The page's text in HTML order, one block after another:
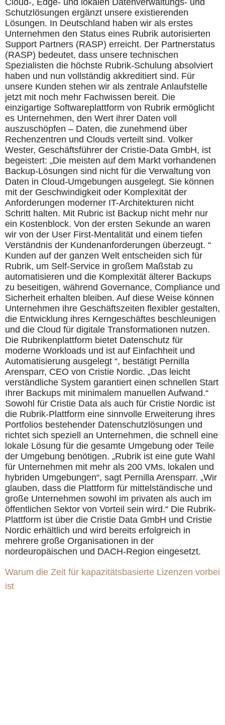
Cloud-, Edge- und lokalen Datenverwaltungs- und
Schutzlösungen ergänzt unsere existierenden
Lösungen. In Deutschland haben wir als erstes
Unternehmen den Status eines Rubrik autorisierten
Support Partners (RASP) erreicht. Der Partnerstatus
(RASP) bedeutet, dass unsere technischen
Spezialisten die höchste Rubrik-Schulung absolviert
haben und nun vollständig akkreditiert sind. Für
unsere Kunden stehen wir als zentrale Anlaufstelle
jetzt mit noch mehr Fachwissen bereit. Die
einzigartige Softwareplattform von Rubrik ermöglicht
es Unternehmen, den Wert ihrer Daten voll
auszuschöpfen – Daten, die zunehmend über
Rechenzentren und Clouds verteilt sind. Volker
Wester, Geschäftsführer der Cristie-Data GmbH, ist
begeistert: „Die meisten auf dem Markt vorhandenen
Backup-Lösungen sind nicht für die Verwaltung von
Daten in Cloud-Umgebungen ausgelegt. Sie können
mit der Geschwindigkeit oder Komplexität der
Anforderungen moderner IT-Architekturen nicht
Schritt halten. Mit Rubric ist Backup nicht mehr nur
ein Kostenblock. Von der ersten Sekunde an waren
wir von der User First-Mentalität und einem tiefen
Verständnis der Kundenanforderungen überzeugt. “
Kunden auf der ganzen Welt entscheiden sich für
Rubrik, um Self-Service in großem Maßstab zu
automatisieren und die Komplexität älterer Backups
zu beseitigen, während Governance, Compliance und
Sicherheit erhalten bleiben. Auf diese Weise können
Unternehmen ihre Geschäftszeiten flexibler gestalten,
die Entwicklung ihres Kerngeschäftes beschleunigen
und die Cloud für digitale Transformationen nutzen.
Die Rubrikenplattform bietet Datenschutz für
moderne Workloads und ist auf Einfachheit und
Automatisierung ausgelegt “, bestätigt Pernilla
Arensparr, CEO von Cristie Nordic. „Das leicht
verständliche System garantiert einen schnellen Start
Ihrer Backups mit minimalem manuellen Aufwand.“
Sowohl für Cristie Data als auch für Cristie Nordic ist
die Rubrik-Plattform eine sinnvolle Erweiterung ihres
Portfolios bestehender Datenschutzlösungen und
richtet sich speziell an Unternehmen, die schnell eine
lokale Lösung für die gesamte Umgebung oder Teile
der Umgebung benötigen. „Rubrik ist eine gute Wahl
für Unternehmen mit mehr als 200 VMs, lokalen und
hybriden Umgebungen“, sagt Pernilla Arensparr. „Wir
glauben, dass die Plattform für mittelständische und
große Unternehmen sowohl im privaten als auch im
öffentlichen Sektor von Vorteil sein wird.“ Die Rubrik-
Plattform ist über die Cristie Data GmbH und Cristie
Nordic erhältlich und wird bereits erfolgreich in
mehrere große Organisationen in der
nordeuropäischen und DACH-Region eingesetzt.
Warum die Zeit für kapazitätsbasierte Lizenzen vorbei
ist